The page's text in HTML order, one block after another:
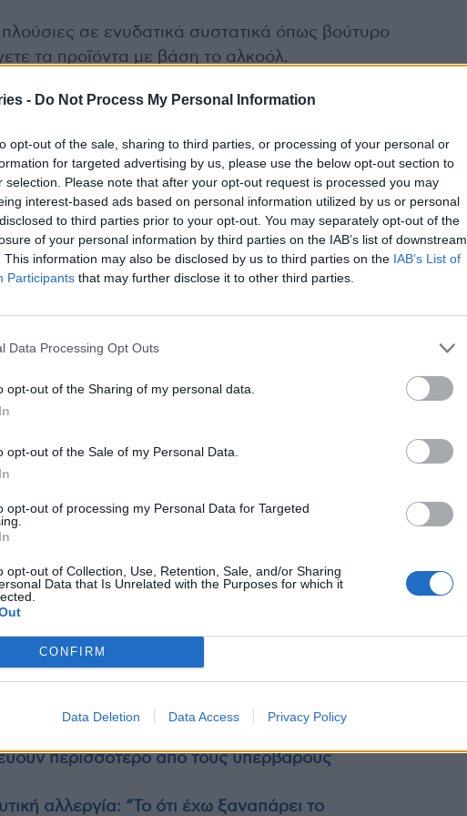
- Do Not Process My Personal Information
opt-out of the sale, sharing to third parties, or processing of your personal or
for targeted advertising by us, please use the below opt-out section to
selection. Please note that after your opt-out request is processed you may
interest-based ads based on personal information utilized by us or personal
to third parties prior to your opt-out. You may separately opt-out of the
of your personal information by third parties on the IAB’s list of downstream
This information may also be disclosed by us to third parties on the IAB’s List of
Participants that may further disclose it to other third parties.
Data Processing Opt Outs
opt-out of the Sharing of my personal data.
opt-out of the Sale of my Personal Data.
opt-out of processing my Personal Data for Targeted
opt-out of Collection, Use, Retention, Sale, and/or Sharing
Data that Is Unrelated with the Purposes for which it
CONFIRM
Data Deletion Data Access Privacy Policy
σε ενυδατικά συστατικά όπως βούτυρο
τα προϊόντα με βάση το αλκοόλ.
που περιέχουν σαλικυλικό οξύ ή εκχύλισμα
λιπαρότητα και να αποτρέψετε τους
με καταπραϋντικούς παράγοντες όπως
Pharmacognosy. Αποφύγετε τις κρέμες με
από μια ευρύτερη γκάμα, αλλά
την ενυδάτωση και δεν προκαλούν
συνθέσεις που δρουν απαλά τόσο στις
όπως αυτές που περιέχουν κουρκουμά και
κρέμας αποτρίχωσης;
Εφαρμόστε ένα καταπραϋντικό προϊόν όπως τζελ
για να μειώσετε τη φλεγμονή.
να κάνετε ζεστό ντους αμέσως μετά τη
το δέρμα.
για να επιτρέψετε στο δέρμα να
ερεθισμό.
περισσότερο από τους υπέρβαρους
αλλεργία: “Το ότι έχω ξαναπάρει το